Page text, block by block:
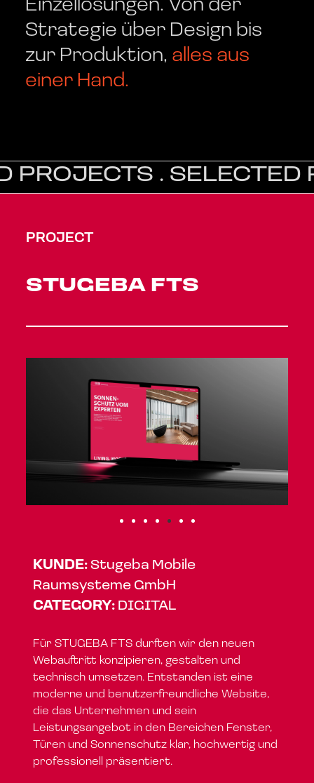
Einzellösungen. Von der
Strategie über Design bis
zur Produktion, alles aus
einer Hand.
.
PROJECT
STUGEBA FTS
KUNDE:Stugeba Mobile
Raumsysteme GmbH
CATEGORY:DIGITAL
Für STUGEBA FTS durften wir den neuen
Webauftritt konzipieren, gestalten und
technisch umsetzen. Entstanden ist eine
moderne und benutzerfreundliche Website,
die das Unternehmen und sein
Leistungsangebot in den Bereichen Fenster,
Türen und Sonnenschutz klar, hochwertig und
professionell präsentiert.